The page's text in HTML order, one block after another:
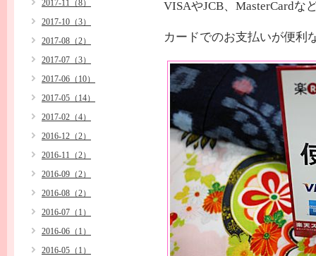
VISAやJCB、MasterCardな
カードでのお支払いが便利
2017-11（8）
2017-10（3）
2017-08（2）
2017-07（3）
2017-06（10）
2017-05（14）
2017-02（4）
2016-12（2）
2016-11（2）
2016-09（2）
2016-08（2）
2016-07（1）
2016-06（1）
2016-05（1）